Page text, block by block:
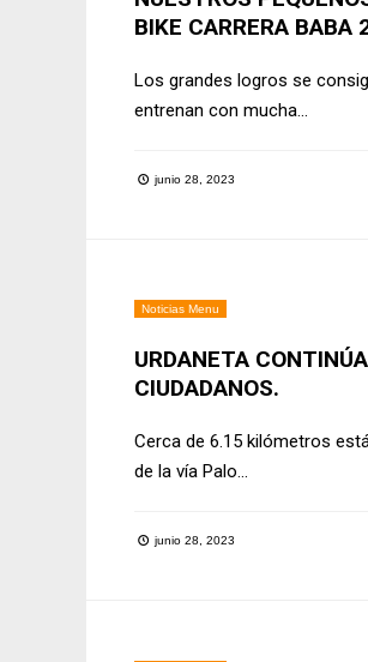
BIKE CARRERA BABA
Los grandes logros se
entrenan con mucha...
junio 28, 2023
Noticias Menu
URDANETA
CIUDADANOS.
Cerca de 6.15 kilómetros
de la vía Palo...
junio 28, 2023